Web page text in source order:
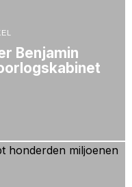
Benjamin